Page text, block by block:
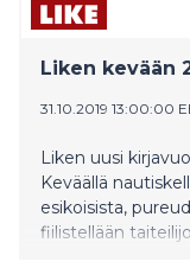
Liken kevään
31.10.2019 13:00:00
Liken uusi
Keväällä
esikoisista,
fiilistellään